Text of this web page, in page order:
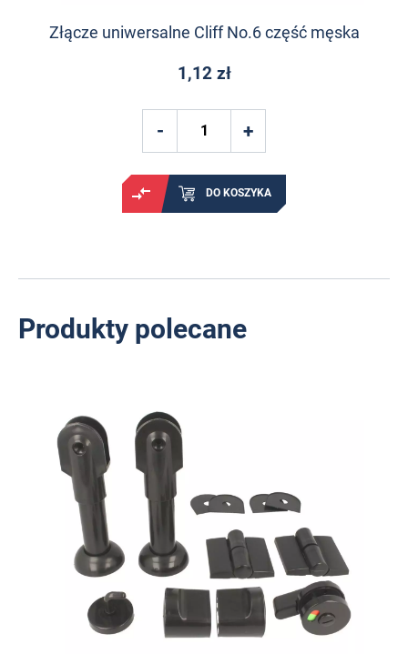
Złącze uniwersalne Cliff No.6 część męska
1,12 zł
DO KOSZYKA
Produkty polecane